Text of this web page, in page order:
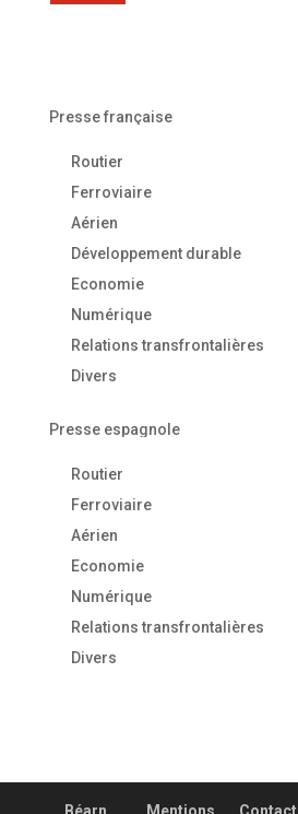
Presse française
Routier
Ferroviaire
Aérien
Développement durable
Economie
Numérique
Relations transfrontalières
Divers
Presse espagnole
Routier
Ferroviaire
Aérien
Economie
Numérique
Relations transfrontalières
Divers